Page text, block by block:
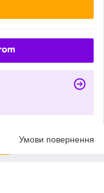
Умови повернення